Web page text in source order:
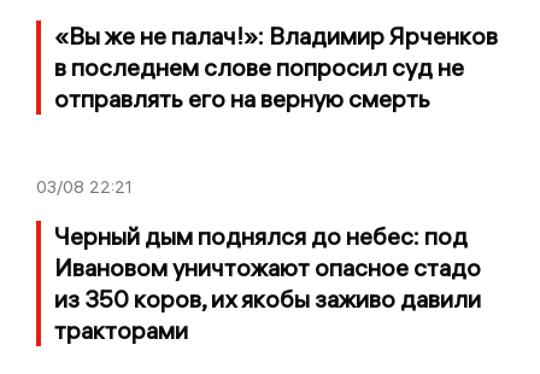
«Вы же не палач!»: Владимир Ярченков
в последнем слове попросил суд не
отправлять его на верную смерть
03/08 22:21
Черный дым поднялся до небес: под
Ивановом уничтожают опасное стадо
из 350 коров, их якобы заживо давили
тракторами